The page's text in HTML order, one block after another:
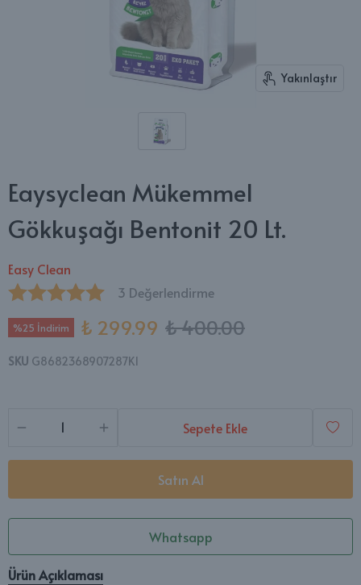
Yakınlaştır
Eaysyclean Mükemmel
Gökkuşağı Bentonit 20 Lt.
Easy Clean
3 Değerlendirme
%25 İndirim ₺ 299.99 ₺ 400.00
SKU G8682368907287K1
Sepete Ekle
Satın Al
Whatsapp
Ürün Açıklaması